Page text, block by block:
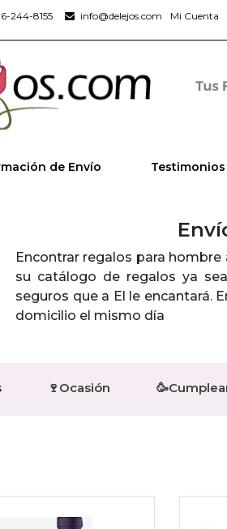
244-8155 info@delejos.com Mi Cuenta
de Envío Testimonios
Encontrar regalos para
su catálogo de regalos ya
seguros que a El le encantará.
domicilio el mismo día
🍷Ocasión